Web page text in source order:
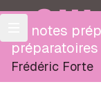
99 notes
préparatoires
Frédéric Forte